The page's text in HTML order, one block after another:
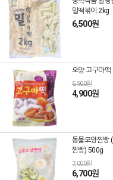
밀떡볶이 2kg
6,500원
오양 고구마떡
5,900원
4,900원
동물모양찐빵
찐빵) 500g
7,000원
6,700원